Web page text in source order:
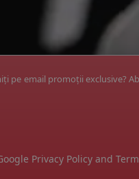
pe email promoții exclusive?
Privacy Policy and